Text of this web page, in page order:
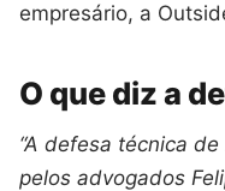
empresário, a
O que diz a
“A defesa técnica
pelos advogados